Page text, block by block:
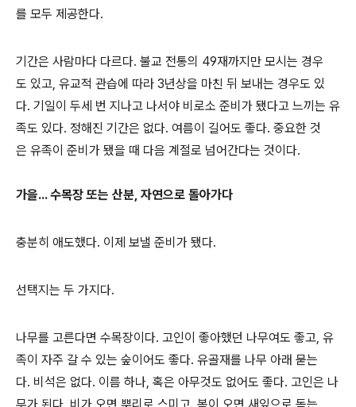
를 모두 제공한다.
기간은 사람마다 다르다. 불교 전통의 49재까지만 모시는 경우
도 있고, 유교적 관습에 따라 3년상을 마친 뒤 보내는 경우도 있
다. 기일이 두세 번 지나고 나서야 비로소 준비가 됐다고 느끼는 유
족도 있다. 정해진 기간은 없다. 여름이 길어도 좋다. 중요한 것
은 유족이 준비가 됐을 때 다음 계절로 넘어간다는 것이다.
가을... 수목장 또는 산분, 자연으로 돌아가다
충분히 애도했다. 이제 보낼 준비가 됐다.
선택지는 두 가지다.
나무를 고른다면 수목장이다. 고인이 좋아했던 나무여도 좋고, 유
족이 자주 갈 수 있는 숲이어도 좋다. 유골재를 나무 아래 묻는
다. 비석은 없다. 이름 하나, 혹은 아무것도 없어도 좋다. 고인은 나